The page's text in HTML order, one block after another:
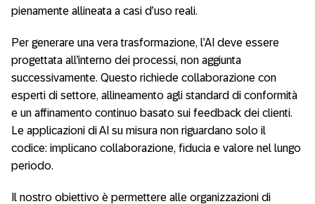
pienamente allineata a casi d’uso reali.
Per generare una vera trasformazione, l’AI deve essere
progettata all’interno dei processi, non aggiunta
successivamente. Questo richiede collaborazione con
esperti di settore, allineamento agli standard di conformità
e un affinamento continuo basato sui feedback dei clienti.
Le applicazioni di AI su misura non riguardano solo il
codice: implicano collaborazione, fiducia e valore nel lungo
periodo.
Il nostro obiettivo è permettere alle organizzazioni di